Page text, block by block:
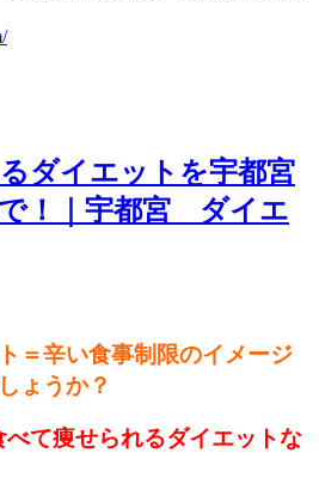
ダイエットを宇都宮
！｜宇都宮 ダイエ
＝辛い食事制限のイメージ
ょうか？
べて痩せられるダイエットな